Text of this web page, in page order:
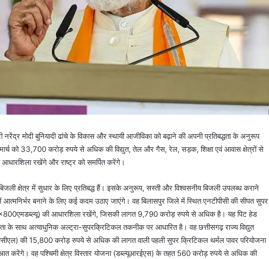
नरेंद्र मोदी बुनियादी ढांचे के विकास और स्थायी आजीविका को बढ़ाने की अपनी प्रतिबद्धता के अनुरूप
को 33,700 करोड़ रुपये से अधिक की विद्युत, तेल और गैस, रेल, सड़क, शिक्षा एवं आवास क्षेत्रों से
रखेंगे और राष्ट्र को समर्पित करेंगे।
क्षेत्र में सुधार के लिए प्रतिबद्ध हैं। इसके अनुरूप, सस्ती और विश्वसनीय बिजली उपलब्ध कराने
बनाने के लिए कई कदम उठाए जाएंगे। वह बिलासपुर जिले में स्थित एनटीपीसी की सीपत सुपर
की आधारशिला रखेंगे, जिसकी लागत 9,790 करोड़ रुपये से अधिक है। यह पिट हेड
के साथ अत्याधुनिक अल्ट्रा-सुपरक्रिटिकल तकनीक पर आधारित है। वह छत्तीसगढ़ राज्य विद्युत
की 15,800 करोड़ रुपये से अधिक की लागत वाली पहली सुपर क्रिटिकल थर्मल पावर परियोजना
करेंगे। वह पश्चिमी क्षेत्र विस्तार योजना (डब्ल्यूआरईएस) के तहत 560 करोड़ रुपये से अधिक की